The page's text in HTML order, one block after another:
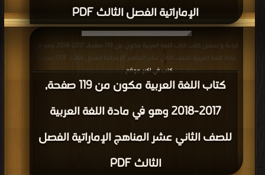
الإماراتية الفصل الثالث PDF
كتاب اللغة العربية مكون من 119 صفحة,
2017-2018 وهو في مادة اللغة العربية
للصف الثاني عشر المناهج الإماراتية الفصل
الثالث PDF
قراءة و تحميل كتاب كتاب اللغة العربية مكون من 119 صفحة, 2017-2018 وهو في
مادة اللغة العربية للصف الثاني عشر المناهج الإماراتية الفصل الثالث PDF مجانا |
مكتبة >كتب في اكبر موقع| التحميل : مرة/مرات